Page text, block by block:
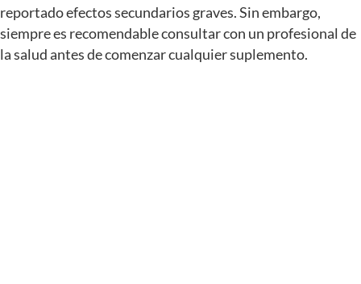
reportado efectos secundarios graves. Sin embargo,
siempre es recomendable consultar con un profesional de
la salud antes de comenzar cualquier suplemento.